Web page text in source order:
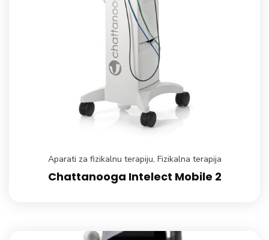
Aparati za fizikalnu terapiju, Fizikalna terapija
Chattanooga Intelect Mobile 2